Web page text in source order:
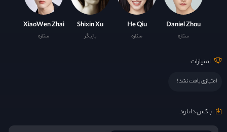
Daniel Zhou
ستاره
He Qiu
ستاره
Shixin Xu
بازیگر
XiaoWen Zhai
ستاره
امتیازات
امتیازی یافت نشد !
باکس دانلود